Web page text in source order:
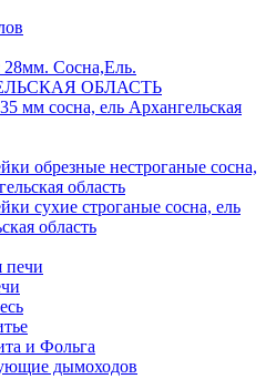
28мм. Сосна,Ель.
ОБЛАСТЬ
мм сосна, ель Архангельская
обрезные нестроганые сосна,
область
сухие строганые сосна, ель
область
печи
и Фольга
дымоходов